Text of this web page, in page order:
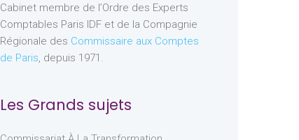
Cabinet membre de l’Ordre des Experts
Comptables Paris IDF et de la Compagnie
Régionale des Commissaire aux Comptes
de Paris, depuis 1971.
Les Grands sujets